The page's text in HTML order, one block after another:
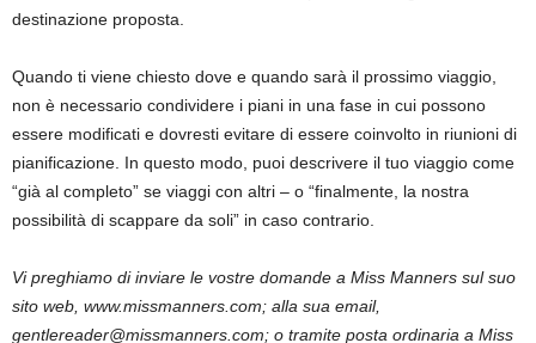
destinazione proposta.
Quando ti viene chiesto dove e quando sarà il prossimo viaggio,
non è necessario condividere i piani in una fase in cui possono
essere modificati e dovresti evitare di essere coinvolto in riunioni di
pianificazione. In questo modo, puoi descrivere il tuo viaggio come
“già al completo” se viaggi con altri – o “finalmente, la nostra
possibilità di scappare da soli” in caso contrario.
Vi preghiamo di inviare le vostre domande a Miss Manners sul suo
sito web, www.missmanners.com; alla sua email,
gentlereader@missmanners.com; o tramite posta ordinaria a Miss